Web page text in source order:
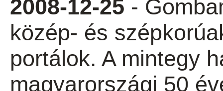
2008-12-25 -
közép- és
portálok. A mintegy
magyarországi 50